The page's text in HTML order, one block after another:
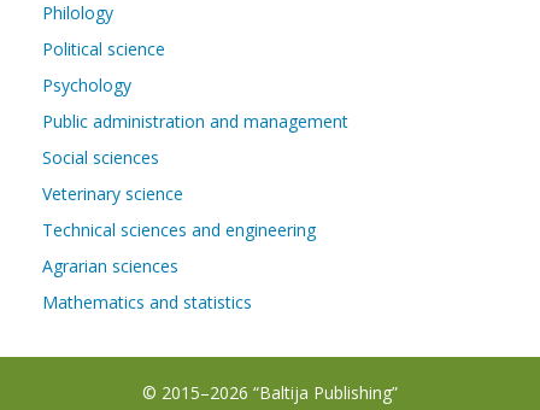
Philology
Political science
Psychology
Public administration and management
Social sciences
Veterinary science
Technical sciences and engineering
Agrarian sciences
Mathematics and statistics
© 2015–2026 “Baltija Publishing”